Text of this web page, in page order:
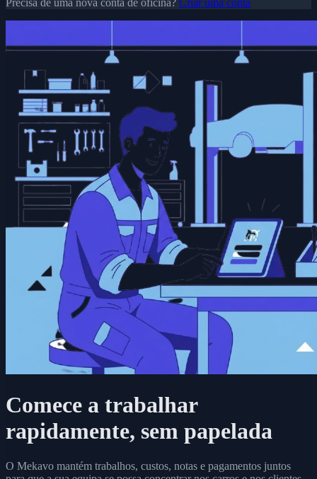
Comece a trabalhar
rapidamente, sem papelada
O Mekavo mantém trabalhos, custos, notas e pagamentos juntos